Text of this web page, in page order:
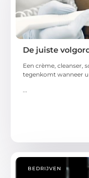
De juiste
Een crème, cleanser,
tegenkomt wanneer
...
BEDRIJVEN